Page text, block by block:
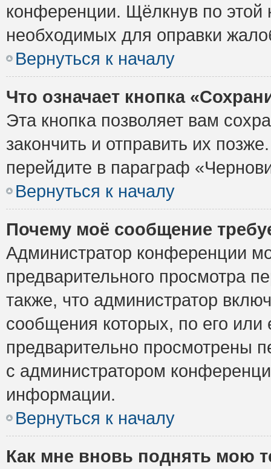
конференции. Щёлкнув по этой
необходимых для оправки
Вернуться к началу
Что означает кнопка
Эта кнопка позволяет вам
закончить и отправить их
перейдите в параграф
Вернуться к началу
Почему моё сообщение
Администратор конференции
предварительного просмотра
также, что администратор
сообщения которых, по его
предварительно просмотрены
с администратором
информации.
Вернуться к началу
Как мне вновь поднять мою